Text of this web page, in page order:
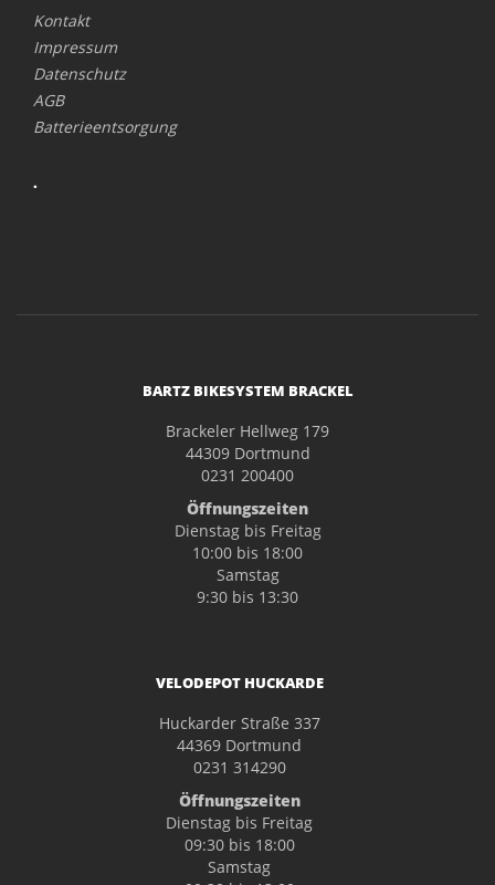
Kontakt
Impressum
Datenschutz
AGB
Batterieentsorgung
.
BARTZ BIKESYSTEM BRACKEL
Brackeler Hellweg 179
44309 Dortmund
0231 200400
Öffnungszeiten
Dienstag bis Freitag
10:00 bis 18:00
Samstag
9:30 bis 13:30
VELODEPOT HUCKARDE
Huckarder Straße 337
44369 Dortmund
0231 314290
Öffnungszeiten
Dienstag bis Freitag
09:30 bis 18:00
Samstag